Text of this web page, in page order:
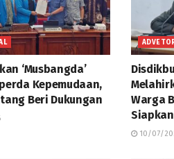
‘Musbangda’
Kepemudaan,
Beri Dukungan
Warga
10/07/